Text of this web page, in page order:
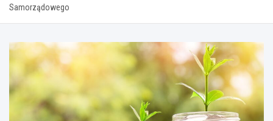
Samorządowego